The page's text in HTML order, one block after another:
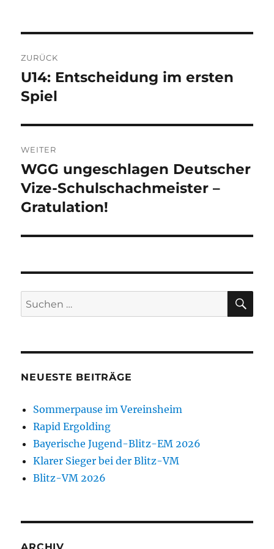
ZURÜCK
Vorheriger
Beitrag:
U14: Entscheidung im ersten
Spiel
WEITER
Nächster
Beitrag:
WGG ungeschlagen Deutscher
Vize-Schulschachmeister –
Gratulation!
Suchen
nach:
NEUESTE BEITRÄGE
Sommerpause im Vereinsheim
Rapid Ergolding
Bayerische Jugend-Blitz-EM 2026
Klarer Sieger bei der Blitz-VM
Blitz-VM 2026